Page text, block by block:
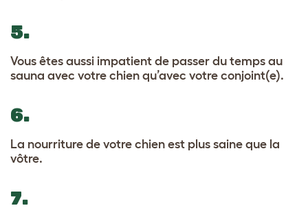
5.
Vous êtes aussi impatient de passer du temps au
sauna avec votre chien qu’avec votre conjoint(e).
6.
La nourriture de votre chien est plus saine que la
vôtre.
7.